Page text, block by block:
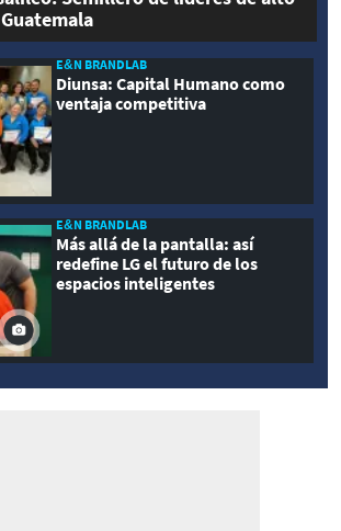
E&N BRANDLAB
Diunsa: Capital Humano como
ventaja competitiva
E&N BRANDLAB
Más allá de la pantalla: así
redefine LG el futuro de los
espacios inteligentes